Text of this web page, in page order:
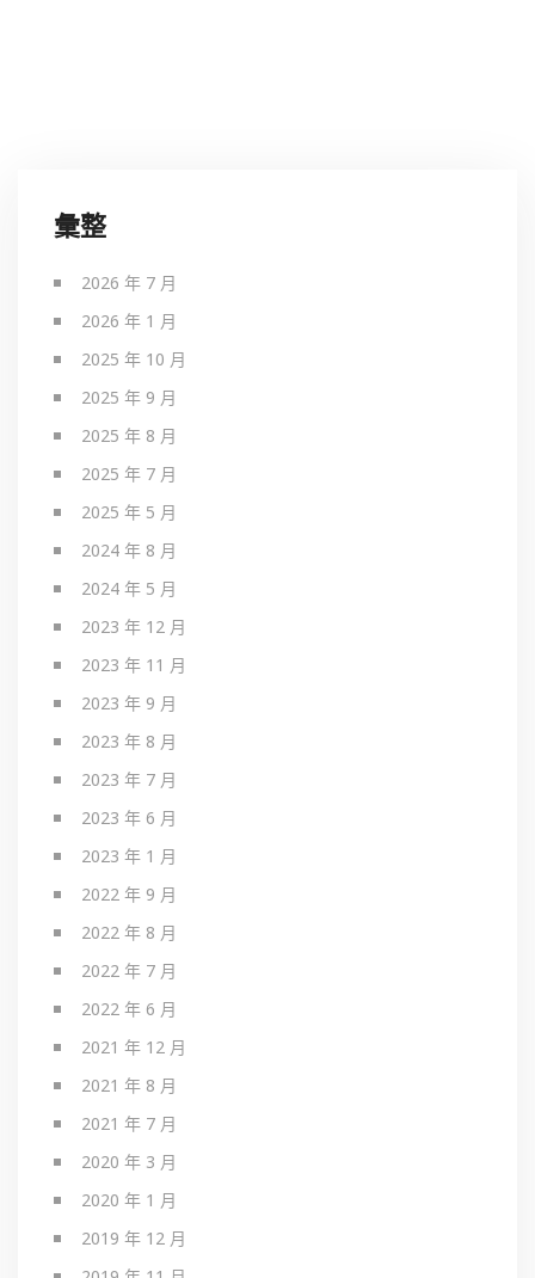
彙整
2026 年 7 月
2026 年 1 月
2025 年 10 月
2025 年 9 月
2025 年 8 月
2025 年 7 月
2025 年 5 月
2024 年 8 月
2024 年 5 月
2023 年 12 月
2023 年 11 月
2023 年 9 月
2023 年 8 月
2023 年 7 月
2023 年 6 月
2023 年 1 月
2022 年 9 月
2022 年 8 月
2022 年 7 月
2022 年 6 月
2021 年 12 月
2021 年 8 月
2021 年 7 月
2020 年 3 月
2020 年 1 月
2019 年 12 月